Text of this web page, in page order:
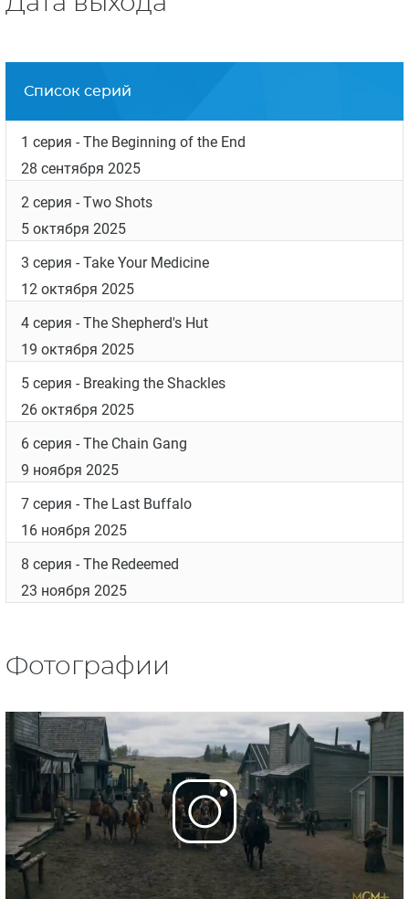
Список серий
1 серия - The Beginning of the End
28 сентября 2025
2 серия - Two Shots
5 октября 2025
3 серия - Take Your Medicine
12 октября 2025
4 серия - The Shepherd's Hut
19 октября 2025
5 серия - Breaking the Shackles
26 октября 2025
6 серия - The Chain Gang
9 ноября 2025
7 серия - The Last Buffalo
16 ноября 2025
8 серия - The Redeemed
23 ноября 2025
Фотографии